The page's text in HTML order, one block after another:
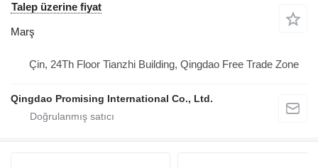
Talep üzerine fiyat
Marş
Çin, 24Th Floor Tianzhi Building, Qingdao Free Trade Zone
Qingdao Promising International Co., Ltd.